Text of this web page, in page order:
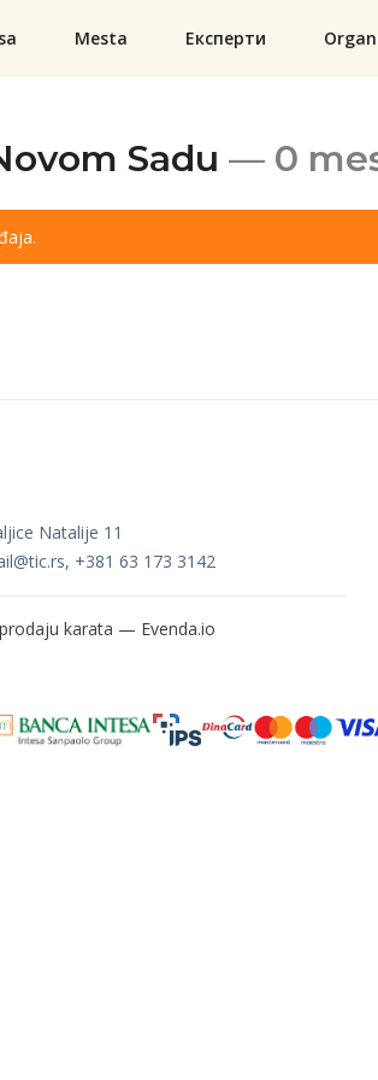
Mesta Експерти
Sadu — 0
Natalije 11
, +381 63 173 3142
karata — Evenda.io